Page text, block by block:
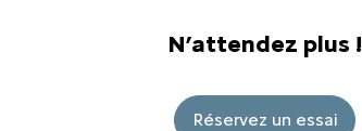
N’attendez plus !
Réservez un essai